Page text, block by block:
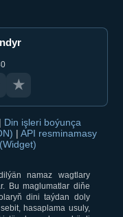
★
| Din işleri boýunça
| API resminamasy
namaz wagtlary
Bu maglumatlar diňe
dini taýdan doly
hasaplama usuly,